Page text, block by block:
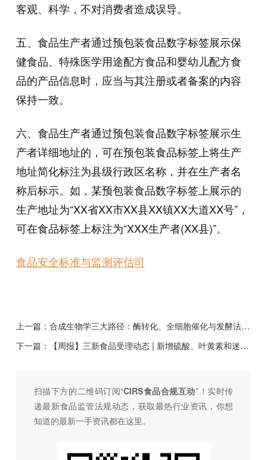
客观、科学，不对消费者造成误导。
五、食品生产者通过预包装食品数字标签展示保
健食品、特殊医学用途配方食品和婴幼儿配方食
品的产品信息时，应当与其注册或者备案的内容
保持一致。
六、食品生产者通过预包装食品数字标签展示生
产者详细地址的，可在预包装食品标签上将生产
地址简化标注为县级行政区名称，并在生产者名
称后标示。如，某预包装食品数字标签上展示的
生产地址为“XX省XX市XX县XX镇XX大道XX号”，
可在食品标签上标注为“XXX生产者(XX县)”。
食品安全标准与监测评估司
上一篇： 合成生物学三大路径：酶转化、全细胞催化与发酵法在食品中的创新应用与申报指南
下一篇：
【周报】三新食品受理动态 | 新增硫酸、叶黄素和迷迭香提取物受理
扫描下方的二维码订阅“CIRS食品合规互动”！ 实时传
递最新食品监管法规动态，获取最热行业资讯， 你想
知道的最新一手资讯都在这里。